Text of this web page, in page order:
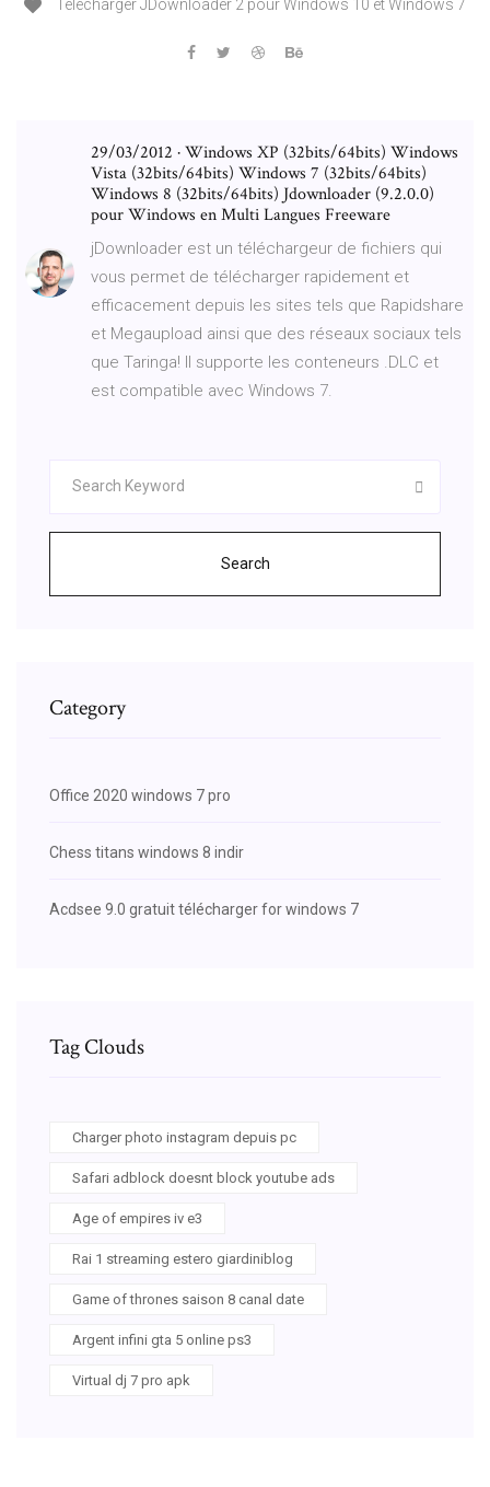
Télécharger JDownloader 2 pour Windows 10 et Windows 7
29/03/2012 · Windows XP (32bits/64bits) Windows
Vista (32bits/64bits) Windows 7 (32bits/64bits)
Windows 8 (32bits/64bits) Jdownloader (9.2.0.0)
pour Windows en Multi Langues Freeware
jDownloader est un téléchargeur de fichiers qui
vous permet de télécharger rapidement et
efficacement depuis les sites tels que Rapidshare
et Megaupload ainsi que des réseaux sociaux tels
que Taringa! Il supporte les conteneurs .DLC et
est compatible avec Windows 7.
Search
Category
Office 2020 windows 7 pro
Chess titans windows 8 indir
Acdsee 9.0 gratuit télécharger for windows 7
Tag Clouds
Charger photo instagram depuis pc
Safari adblock doesnt block youtube ads
Age of empires iv e3
Rai 1 streaming estero giardiniblog
Game of thrones saison 8 canal date
Argent infini gta 5 online ps3
Virtual dj 7 pro apk